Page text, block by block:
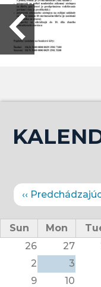
Stránkovanie
‹‹
Sun Mon
26
27
2
3
9
10